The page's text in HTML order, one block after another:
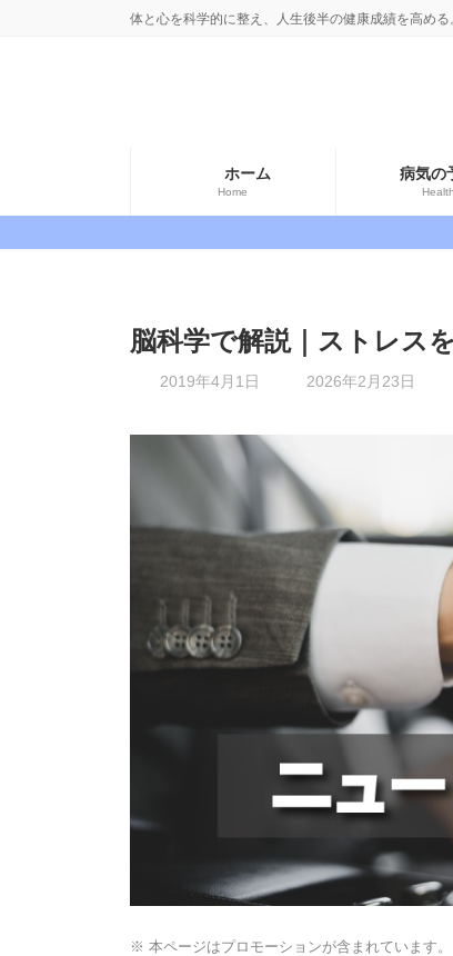
キ
ッ
に
移
体と心を科学的に整え、人生後半の健康成績を高める
ホーム
Home
病気の
Health
脳科学で解説｜ストレス
2019年4月1日
最
時
2026年2月23日
※ 本ページはプロモーションが含まれています。